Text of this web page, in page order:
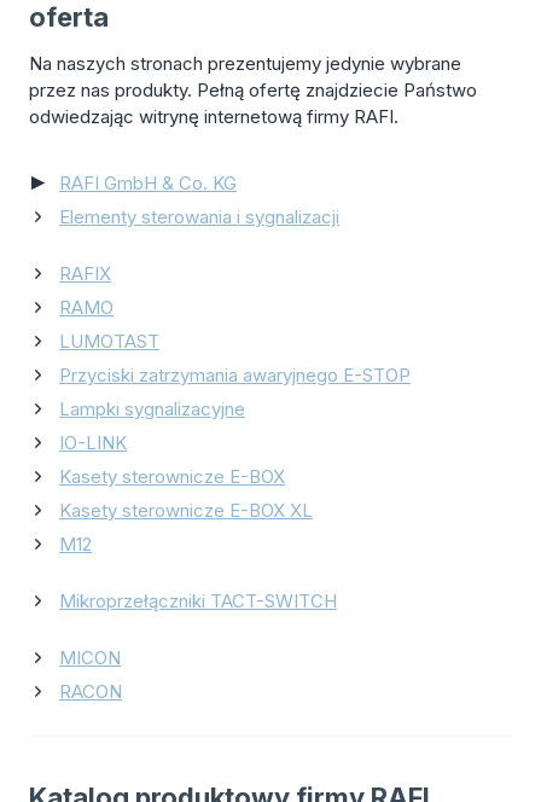
oferta
Na naszych stronach prezentujemy jedynie wybrane
przez nas produkty. Pełną ofertę znajdziecie Państwo
odwiedzając witrynę internetową firmy RAFI.
RAFI GmbH & Co. KG
Elementy sterowania i sygnalizacji
RAFIX
RAMO
LUMOTAST
Przyciski zatrzymania awaryjnego E-STOP
Lampki sygnalizacyjne
IO-LINK
Kasety sterownicze E-BOX
Kasety sterownicze E-BOX XL
M12
Mikroprzełączniki TACT-SWITCH
MICON
RACON